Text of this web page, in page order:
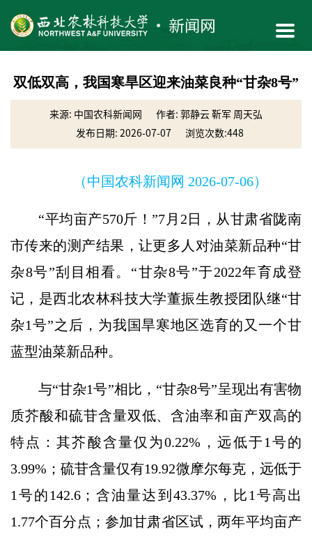
双低双高，我国寒旱区迎来油菜良种“甘杂8号”
来源: 中国农科新闻网
作者: 郭静云 靳军 周天弘
发布日期: 2026-07-07
浏览次数:448
（中国农科新闻网 2026-07-06）
“平均亩产570斤！”7月2日，从甘肃省陇南
市传来的测产结果，让更多人对油菜新品种“甘
杂8号”刮目相看。“甘杂8号”于2022年育成登
记，是西北农林科技大学董振生教授团队继“甘
杂1号”之后，为我国旱寒地区选育的又一个甘
蓝型油菜新品种。
与“甘杂1号”相比，“甘杂8号”呈现出有害物
质芥酸和硫苷含量双低、含油率和亩产双高的
特点：其芥酸含量仅为0.22%，远低于1号的
3.99%；硫苷含量仅有19.92微摩尔每克，远低于
1号的142.6；含油量达到43.37%，比1号高出
1.77个百分点；参加甘肃省区试，两年平均亩产